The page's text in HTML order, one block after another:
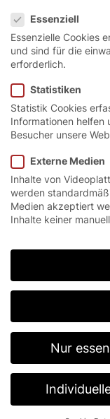
Zum Schutz
EFAFLEX eine
zeichnet sich
Robustheit aus
Pollern weit
verlässlich Ihre
Ausführungen
um den
Essenziell
Essenzielle Cookies
und sind für die
erforderlich.
Statistiken
Statistik Cookies
Informationen helfen
Besucher unsere
Externe Medien
Inhalte von
werden
Medien akzeptiert
Inhalte keiner
Nur